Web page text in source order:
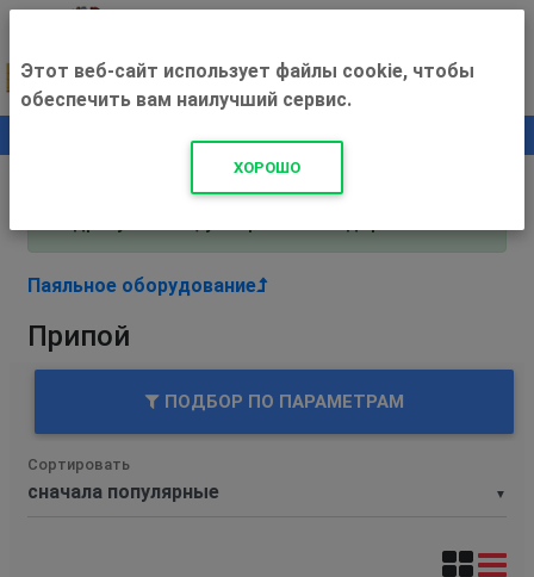
+500 ₽
Внимание! С 3 августа магазин работает по
Паяльное оборудование
Припой
ПОДБОР ПО ПАРАМЕТРАМ
▼
Сортировать
Этот веб-сайт использует файлы cookie, чтобы
обеспечить вам наилучший сервис.
ХОРОШО